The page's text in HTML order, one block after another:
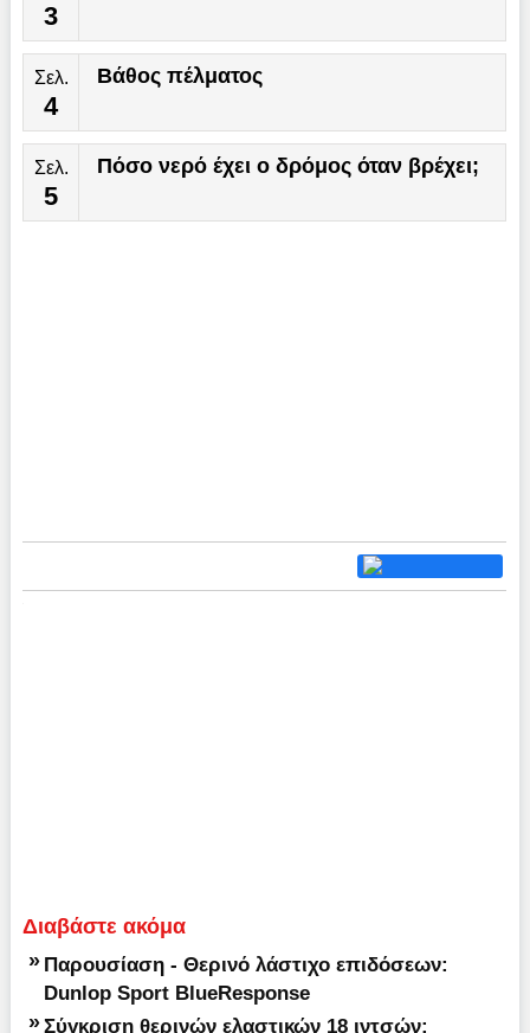
3
Σελ.
4
Βάθος πέλματος
Σελ.
5
Πόσο νερό έχει ο δρόμος όταν βρέχει;
Διαβάστε ακόμα
» Παρουσίαση - Θερινό λάστιχο επιδόσεων:
Dunlop Sport BlueResponse
» Σύγκριση θερινών ελαστικών 18 ιντσών: